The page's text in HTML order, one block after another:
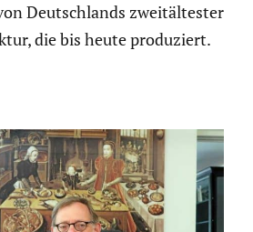
Deutschlands zweitältester
die bis heute produziert.